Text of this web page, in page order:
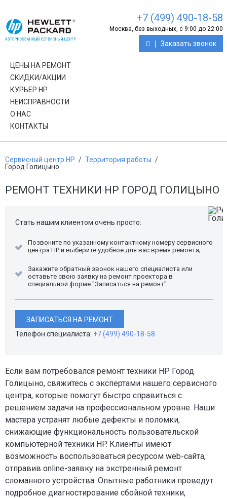
+7 (499) 490-18-58
Москва, без выходных, с 9:00 до 22:00
Заказать звонок
ЦЕНЫ НА РЕМОНТ
СКИДКИ/АКЦИИ
КУРЬЕР HP
НЕИСПРАВНОСТИ
О НАС
КОНТАКТЫ
Сервисный центр HP / Территория работы /
Город Голицыно
РЕМОНТ ТЕХНИКИ HP ГОРОД ГОЛИЦЫНО
Стать нашим клиентом очень просто:
Позвоните по указанному контактному номеру сервисного
центра HP и выберите удобное для вас время ремонта;
Закажите обратный звонок нашего специалиста или
оставьте свою заявку на ремонт проектора в
специальной форме "Записаться на ремонт"
ЗАПИСАТЬСЯ НА РЕМОНТ
Телефон специалиста: +7 (499) 490-18-58
Если вам потребовался ремонт техники HP Город
Голицыно, свяжитесь с экспертами нашего сервисного
центра, которые помогут быстро справиться с
решением задачи на профессиональном уровне. Наши
мастера устранят любые дефекты и поломки,
снижающие функциональность пользовательской
компьютерной техники HP. Клиенты имеют
возможность воспользоваться ресурсом web-сайта,
отправив online-заявку на экстренный ремонт
сломанного устройства. Опытные работники проведут
подробное диагностирование сбойной техники,